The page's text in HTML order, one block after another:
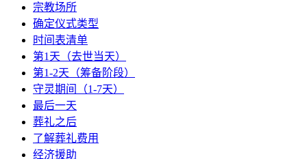
宗教场所
确定仪式类型
时间表清单
第1天（去世当天）
第1-2天（筹备阶段）
守灵期间（1-7天）
最后一天
葬礼之后
了解葬礼费用
经济援助